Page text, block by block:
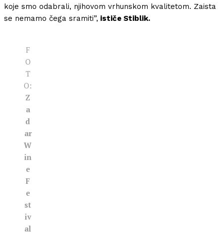
koje smo odabrali, njihovom vrhunskom kvalitetom. Zaista
se nemamo čega sramiti”, ističe Stiblik.
F
O
T
O:
Z
a
d
ar
W
in
e
F
e
st
iv
al